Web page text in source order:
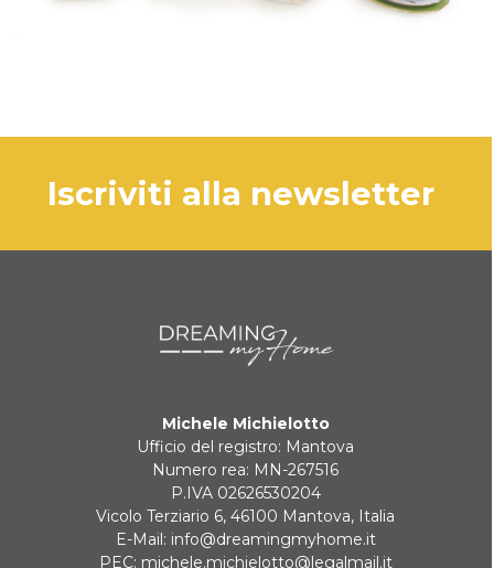
iscriviti alla newsletter
Michele Michielotto
Ufficio del registro: Mantova
Numero rea: MN-267516
P.IVA 02626530204
Vicolo Terziario 6, 46100 Mantova, Italia
E-Mail: info@dreamingmyhome.it
PEC: michele.michielotto@legalmail.it